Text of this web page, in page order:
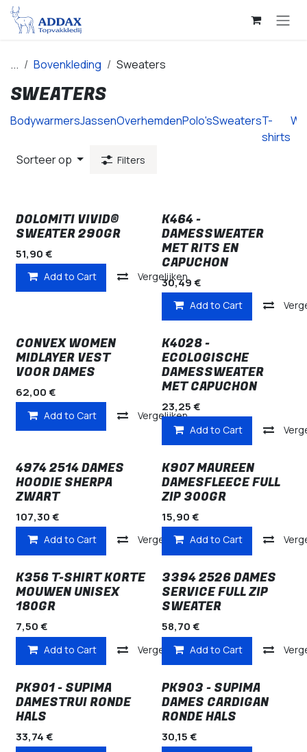
Overslaan naar inhoud
... Bovenkleding Sweaters
SWEATERS
BodywarmersJassenOverhemdenPolo'sSweatersT-
shirts
Sorteer op Filters
DOLOMITI VIVID®
SWEATER 290GR
51,90€
Add to Cart Vergelijken
K464 -
DAMESSWEATER
MET RITS EN
CAPUCHON
30,49€
Add to Cart
CONVEX WOMEN
MIDLAYER VEST
VOOR DAMES
62,00€
Add to Cart Vergelijken
K4028 -
ECOLOGISCHE
DAMESSWEATER
MET CAPUCHON
23,25€
Add to Cart
4974 2514 DAMES
HOODIE SHERPA
ZWART
107,30€
Add to Cart Vergelijken
K907 MAUREEN
DAMESFLEECE FULL
ZIP 300GR
15,90€
Add to Cart
K356 T-SHIRT KORTE
MOUWEN UNISEX
180GR
7,50€
Add to Cart Vergelijken
3394 2526 DAMES
SERVICE FULL ZIP
SWEATER
58,70€
Add to Cart
PK901 - SUPIMA
DAMESTRUI RONDE
HALS
33,74€
PK903 - SUPIMA
DAMES CARDIGAN
RONDE HALS
30,15€